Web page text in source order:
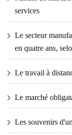
services
Le secteur
en quatre ans,
Le travail à
Le marché
Les souvenirs